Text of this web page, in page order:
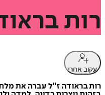
רות
עקוב אחרי
רות בראודה ז"ל עברה את